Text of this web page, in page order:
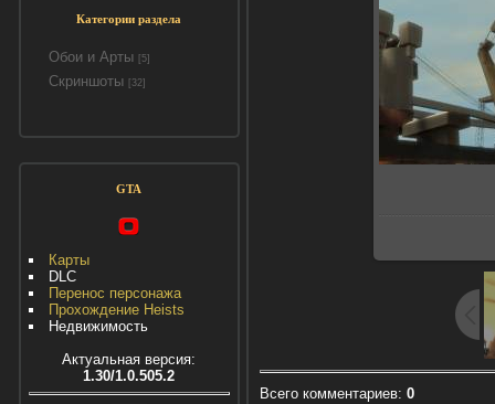
Категории раздела
Обои и Арты [5]
Скриншоты [32]
GTA
Карты
DLC
Перенос персонажа
Прохождение Heists
Недвижимость
Актуальная версия:
1.30/1.0.505.2
Всего комментариев: 0